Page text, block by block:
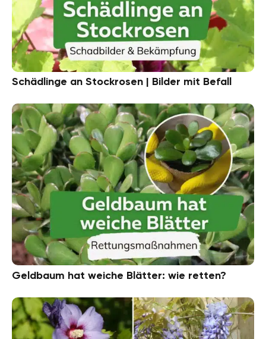
Schädlinge an Stockrosen | Bilder mit Befall
Geldbaum hat weiche Blätter: wie retten?